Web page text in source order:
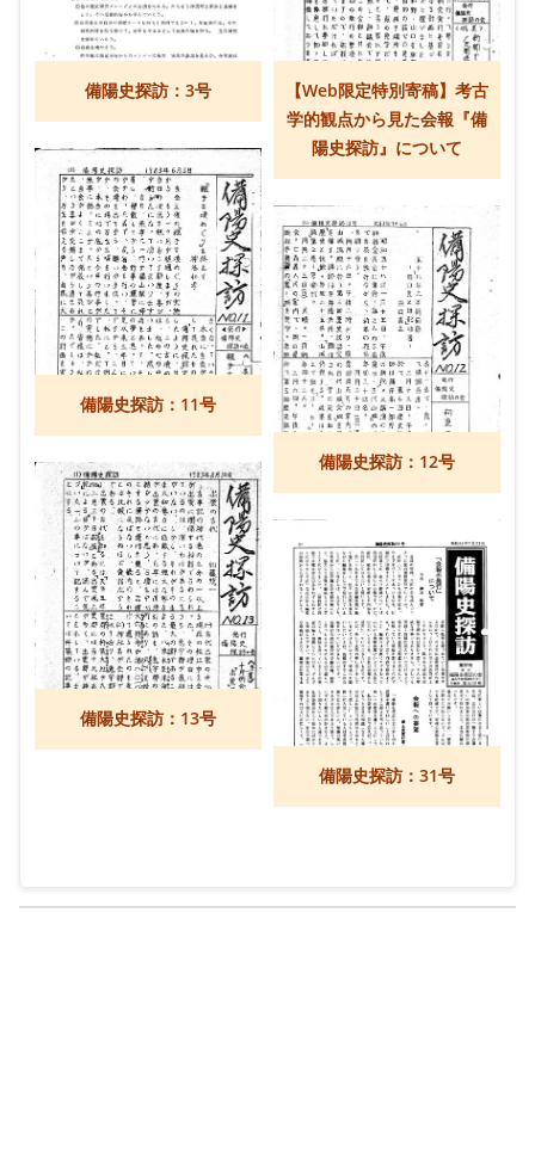
備陽史探訪：3号
【Web限定特別寄稿】考古
学的観点から見た会報『備
陽史探訪』について
備陽史探訪：11号
備陽史探訪：12号
備陽史探訪：13号
備陽史探訪：31号